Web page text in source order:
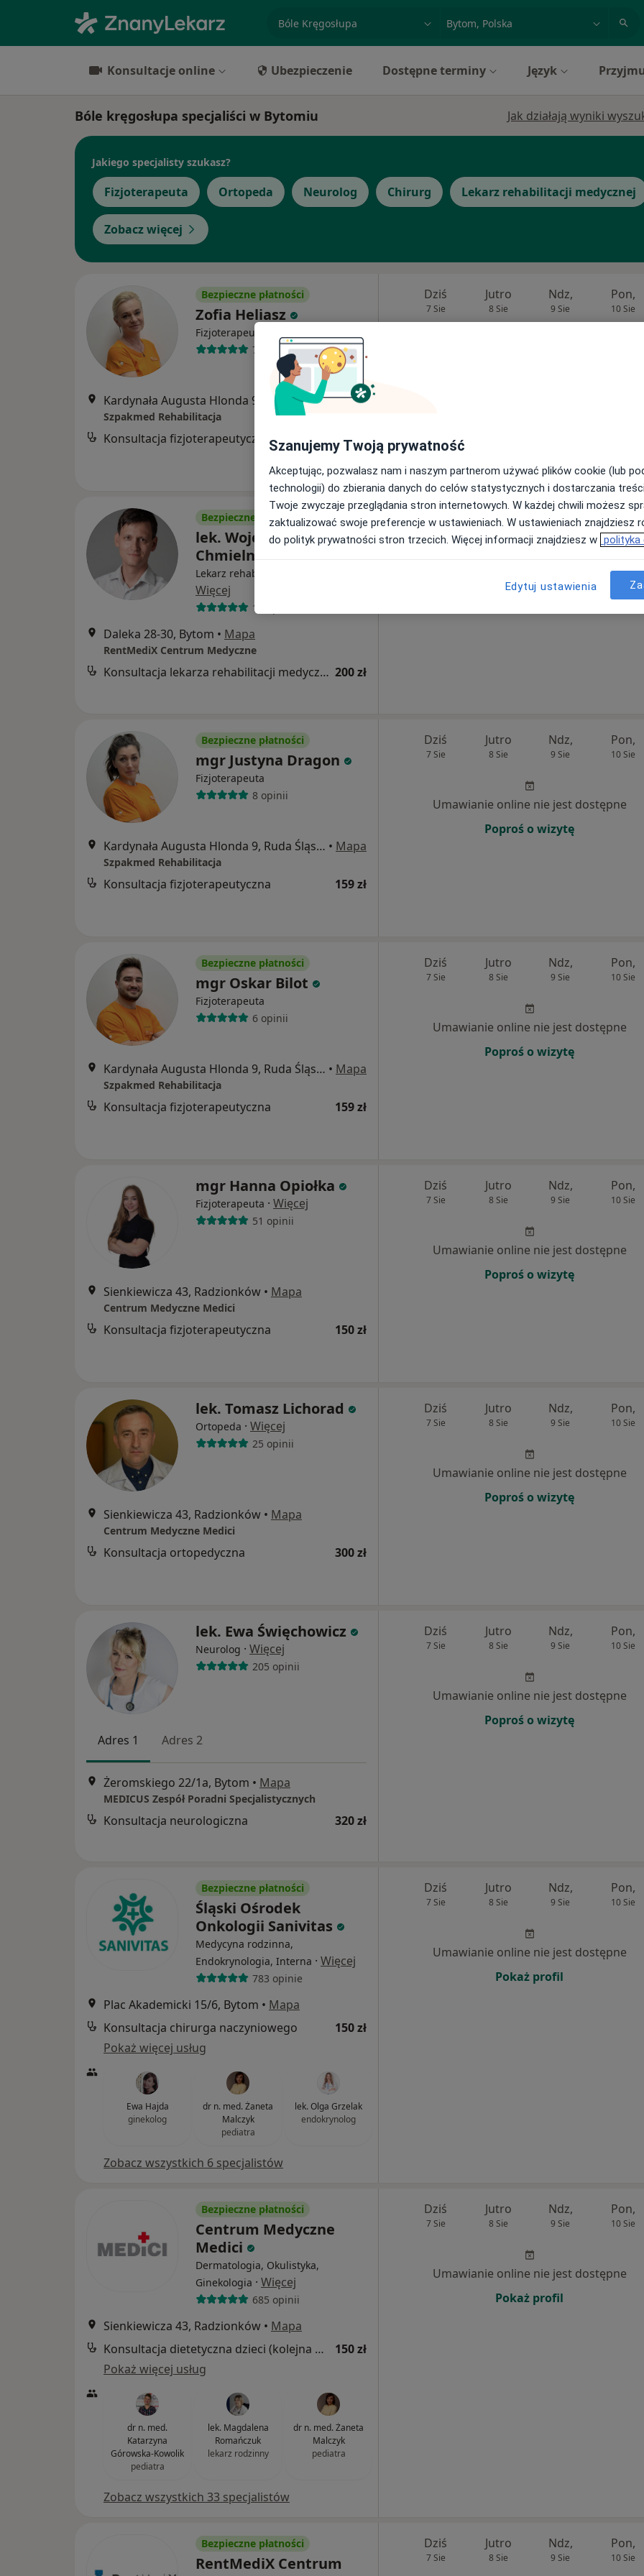
specjalizacja, badanie lub nazwisko
Konsultacje online Ubezpieczenie Dostępne terminy Język
Bóle kręgosłupa specjaliści w Bytomiu Jak działają wyniki
Jakiego specjalisty szukasz?
Fizjoterapeuta Ortopeda Neurolog Chirurg Lekarz rehabilitacji medycznej
Zobacz więcej
Bezpieczne płatności
Zofia Heliasz
Fizjoterapeuta
7 opinii
Kardynała Augusta Hlonda 9, Ruda Śląska•Mapa
Szpakmed Rehabilitacja
Konsultacja fizjoterapeutyczna 159 zł
Dziś
7 Sie
Jutro
8 Sie
Ndz,
9 Sie
Pon,
10 Sie
Bezpieczne płatności
lek. Wojciech
Chmielnicki
Lekarz rehabilitacji medycznej
Więcej
14 opinii
Daleka 28-30, Bytom • Mapa
RentMediX Centrum Medyczne
Konsultacja lekarza rehabilitacji medycznej 200 zł
Dziś Jutro Ndz, Pon,
10 Sie
Umawianie online nie jest dostępne
Bezpieczne płatności
mgr Justyna Dragon
Fizjoterapeuta
8 opinii
Kardynała Augusta Hlonda 9, Ruda Śląska • Mapa
Szpakmed Rehabilitacja
Konsultacja fizjoterapeutyczna 159 zł
Dziś
7 Sie
Jutro
8 Sie
Ndz,
9 Sie
Pon,
10 Sie
Umawianie online nie jest dostępne
Poproś o wizytę
Bezpieczne płatności
mgr Oskar Bilot
Fizjoterapeuta
6 opinii
Kardynała Augusta Hlonda 9, Ruda Śląska • Mapa
Szpakmed Rehabilitacja
Konsultacja fizjoterapeutyczna 159 zł
Dziś
7 Sie
Jutro
8 Sie
Ndz,
9 Sie
Pon,
10 Sie
Umawianie online nie jest dostępne
Poproś o wizytę
mgr Hanna Opiołka
Fizjoterapeuta · Więcej
51 opinii
Sienkiewicza 43, Radzionków • Mapa
Centrum Medyczne Medici
Konsultacja fizjoterapeutyczna 150 zł
Dziś
7 Sie
Jutro
8 Sie
Ndz,
9 Sie
Pon,
10 Sie
Umawianie online nie jest dostępne
Poproś o wizytę
lek. Tomasz Lichorad
Ortopeda · Więcej
25 opinii
Sienkiewicza 43, Radzionków • Mapa
Centrum Medyczne Medici
Konsultacja ortopedyczna 300 zł
Dziś
7 Sie
Jutro
8 Sie
Ndz,
9 Sie
Pon,
10 Sie
Umawianie online nie jest dostępne
Poproś o wizytę
lek. Ewa Święchowicz
Neurolog · Więcej
205 opinii
Adres 1 Adres 2
Żeromskiego 22/1a, Bytom • Mapa
MEDICUS Zespół Poradni Specjalistycznych
Konsultacja neurologiczna 320 zł
Dziś
7 Sie
Jutro
8 Sie
Ndz,
9 Sie
Pon,
10 Sie
Umawianie online nie jest dostępne
Poproś o wizytę
Bezpieczne płatności
Śląski Ośrodek
Onkologii Sanivitas
Medycyna rodzinna,
Endokrynologia, Interna · Więcej
783 opinie
Plac Akademicki 15/6, Bytom • Mapa
Konsultacja chirurga naczyniowego
150 zł
Pokaż więcej usług
Ewa Hajda
ginekolog
dr n. med. Żaneta
Malczyk
pediatra
lek. Olga Grzelak
endokrynolog
Zobacz wszystkich 6 specjalistów
Dziś
7 Sie
Jutro
8 Sie
Ndz,
9 Sie
Pon,
10 Sie
Umawianie online nie jest dostępne
Pokaż profil
Bezpieczne płatności
Centrum Medyczne
Medici
Dermatologia, Okulistyka,
Ginekologia · Więcej
685 opinii
Sienkiewicza 43, Radzionków • Mapa
Konsultacja dietetyczna dzieci (kolejna wizyta)
150 zł
Pokaż więcej usług
dr n. med.
Katarzyna
Górowska-Kowolik
pediatra
lek. Magdalena
Romańczuk
lekarz rodzinny
dr n. med. Żaneta
Malczyk
pediatra
Zobacz wszystkich 33 specjalistów
Dziś
7 Sie
Jutro
8 Sie
Ndz,
9 Sie
Pon,
10 Sie
Umawianie online nie jest dostępne
Pokaż profil
Bezpieczne płatności
RentMediX Centrum
Dziś
7 Sie
Jutro
8 Sie
Ndz,
9 Sie
Pon,
10 Sie
Szanujemy Twoją prywatność
Akceptując, pozwalasz nam i naszym partnerom używać plików cookie (lub
technologii) do zbierania danych do celów statystycznych i dostarczania
Twoje zwyczaje przeglądania stron internetowych. W każdej chwili możesz
zaktualizować swoje preferencje w ustawieniach. W ustawieniach znajdziesz
do polityk prywatności stron trzecich. Więcej informacji znajdziesz w polityka
Edytuj ustawienia